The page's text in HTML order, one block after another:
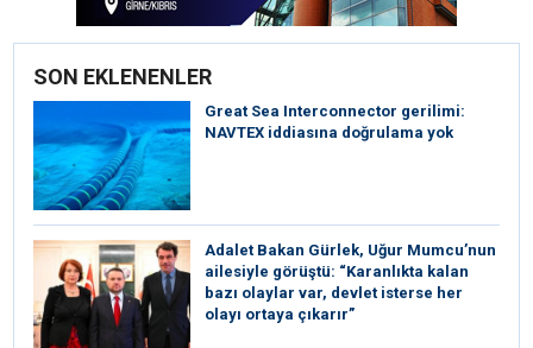
SON EKLENENLER
Great Sea Interconnector gerilimi:
NAVTEX iddiasına doğrulama yok
Adalet Bakan Gürlek, Uğur Mumcu’nun
ailesiyle görüştü: “Karanlıkta kalan
bazı olaylar var, devlet isterse her
olayı ortaya çıkarır”